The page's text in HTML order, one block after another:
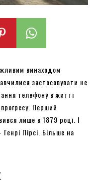
винаходом
застосовувати не
телефону в житті
Перший
лише в 1879 році. І
Пірсі. Більше на